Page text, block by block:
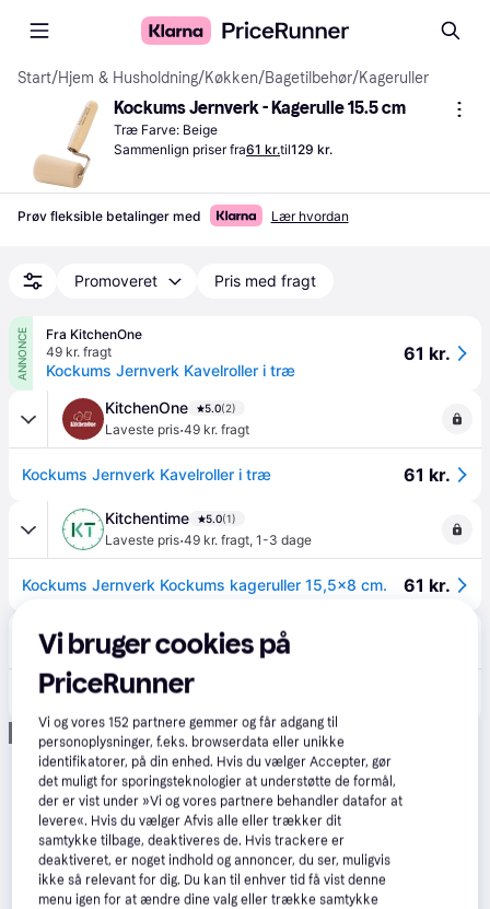
Start/Hjem & Husholdning/Køkken/Bagetilbehør/Kageruller
Kockums Jernverk - Kagerulle 15.5 cm
Træ Farve: Beige
Sammenlign priser fra61 kr.til129 kr.
Prøv fleksible betalinger med Lær hvordan
Promoveret Pris med fragt
ANNONCE
Fra KitchenOne
49 kr. fragt
Kockums Jernverk Kavelroller i træ
61 kr.
KitchenOne 5.0(2)
Laveste pris·49 kr. fragt
Kockums Jernverk Kavelroller i træ 61 kr.
Kitchentime 5.0(1)
Laveste pris·49 kr. fragt, 1-3 dage
Kockums Jernverk Kockums kageruller 15,5x8 cm. 61 kr.
Boozt
59 kr. fragt,1-2 dage
KOCKUMS JERNVERK Ruller | Beige | L:15.5 cm
Annonce
Vi bruger cookies på
PriceRunner
Vi og vores152 partnere gemmer og får adgang til
personoplysninger, f.eks. browserdata eller unikke
identifikatorer, på din enhed. Hvis du vælger Accepter, gør
det muligt for sporingsteknologier at understøtte de formål,
der er vist under »Vi og vores partnere behandler datafor at
levere«. Hvis du vælger Afvis alle eller trækker dit
samtykke tilbage, deaktiveres de. Hvis trackere er
deaktiveret, er noget indhold og annoncer, du ser, muligvis
ikke så relevant for dig. Du kan til enhver tid få vist denne
menu igen for at ændre dine valg eller trække samtykke